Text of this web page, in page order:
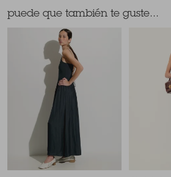
puede que también te guste...